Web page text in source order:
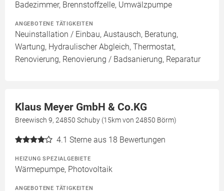
Badezimmer, Brennstoffzelle, Umwälzpumpe
ANGEBOTENE TÄTIGKEITEN
Neuinstallation / Einbau, Austausch, Beratung,
Wartung, Hydraulischer Abgleich, Thermostat,
Renovierung, Renovierung / Badsanierung, Reparatur
Klaus Meyer GmbH & Co.KG
Breewisch 9, 24850 Schuby (15km von 24850 Börm)
4.1 Sterne aus 18 Bewertungen
HEIZUNG SPEZIALGEBIETE
Wärmepumpe, Photovoltaik
ANGEBOTENE TÄTIGKEITEN